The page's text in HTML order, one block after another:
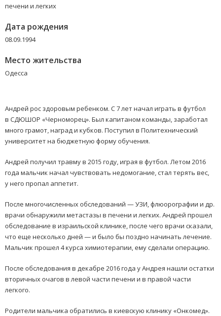
печени и легких
Дата рождения
08.09.1994
Место жительства
Одесса
Андрей рос здоровым ребенком. С 7 лет начал играть в футбол
в СДЮШОР «Черноморец». Был капитаном команды, заработал
много грамот, наград и кубков. Поступил в Политехнический
университет на бюджетную форму обучения.
Андрей получил травму в 2015 году, играя в футбол. Летом 2016
года мальчик начал чувствовать недомогание, стал терять вес,
у него пропал аппетит.
После многочисленных обследований — УЗИ, флюорографии и др.
врачи обнаружили метастазы в печени и легких. Андрей прошел
обследование в израильской клинике, после чего врачи сказали,
что еще несколько дней — и было бы поздно начинать лечение.
Мальчик прошел 4 курса химиотерапии, ему сделали операцию.
После обследования в декабре 2016 года у Андрея нашли остатки
вторичных очагов в левой части печени и в правой части
легкого.
Родители мальчика обратились в киевскую клинику «Онкомед».